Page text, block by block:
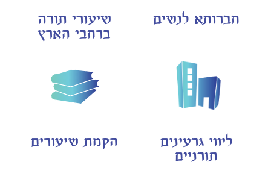
חברותא לנשים
שיעורי תורה
ברחבי הארץ
ליווי גרעינים
תורניים
הקמת שיעורים